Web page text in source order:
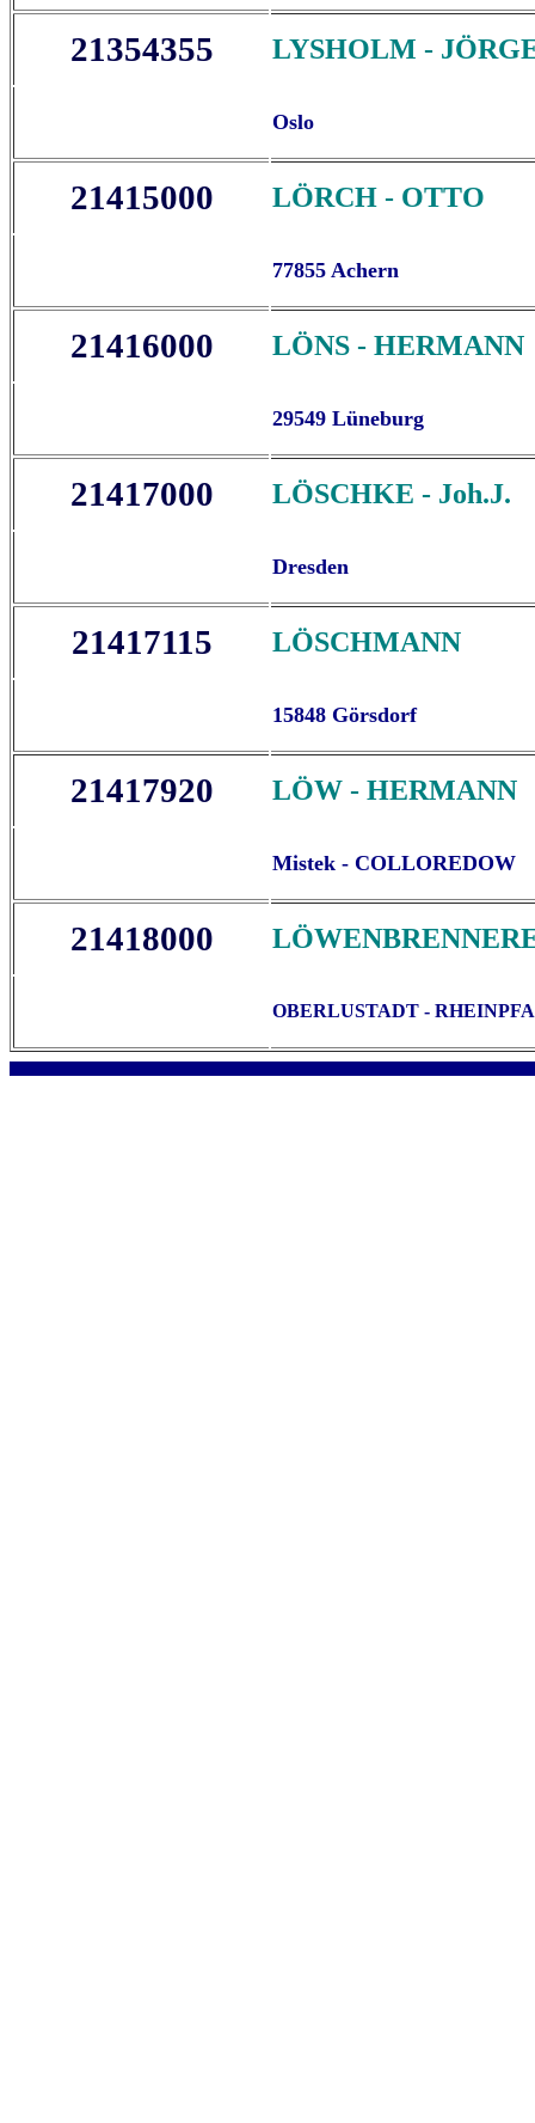
21354355 LYSHOLM -
Oslo
21415000 LÖRCH - OTTO
77855 Achern
21416000 LÖNS - HERMANN
29549 Lüneburg
21417000 LÖSCHKE - Joh.J.
Dresden
21417115 LÖSCHMANN
15848 Görsdorf
21417920 LÖW - HERMANN
Mistek - COLLOREDOW
21418000
OBERLUSTADT -